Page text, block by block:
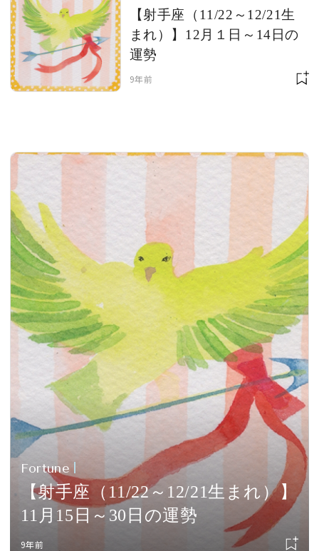
MAGAZINE
SPUR 2026 JULY
2026年9月号
最新号を試し読み
【射手座（11/22～12/21生
まれ）】12月１日～14日の
運勢
9年前
Fortune
【射手座（11/22～12/21生まれ）】
11月15日～30日の運勢
9年前